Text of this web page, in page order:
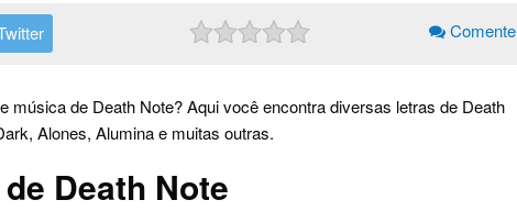
Comente
música de Death Note? Aqui você encontra diversas letras de Death
Alones, Alumina e muitas outras.
Death Note